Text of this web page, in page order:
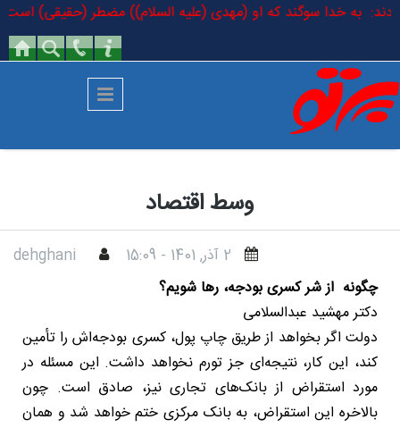
رفتن به محتوای اصلی
فرمودند: به خدا سوگند که او (مهدی (علیه السلام)) مضطر (حقیقی)
وسط اقتصاد
2 آذر, 1401 - 15:09
dehghani
چگونه از شر کسری بودجه، رها شویم؟
دکتر مهشید عبدالسلامی
دولت اگر بخواهد از طریق چاپ پول، کسری بودجه‌اش را تأمین
کند، این کار، نتیجه‌ای جز تورم نخواهد داشت. این مسئله در
مورد استقراض از بانک‌های تجاری نیز، صادق است. چون
بالاخره این استقراض، به بانک مرکزی ختم خواهد شد و همان